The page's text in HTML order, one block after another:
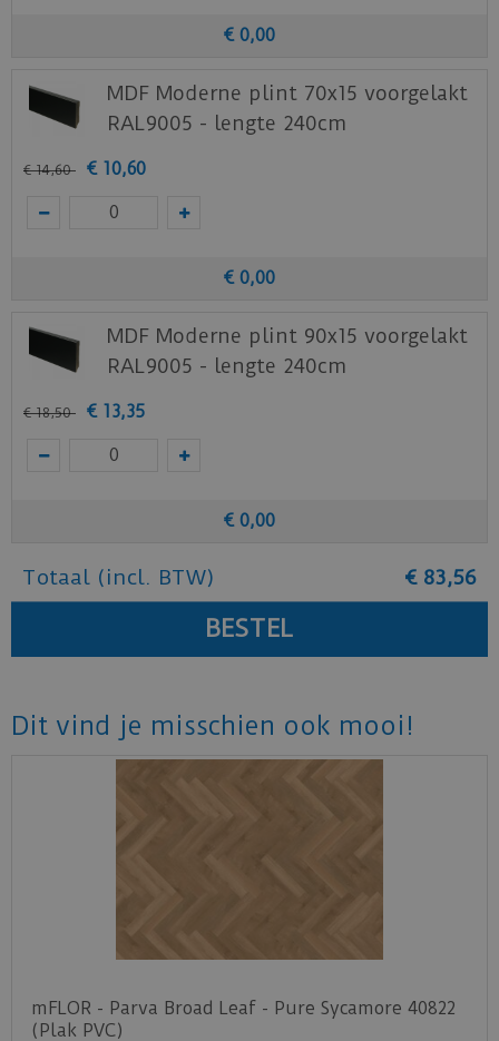
€ 0,00
MDF Moderne plint 70x15 voorgelakt
RAL9005 - lengte 240cm
€ 14,60 € 10,60
€ 0,00
MDF Moderne plint 90x15 voorgelakt
RAL9005 - lengte 240cm
€ 18,50 € 13,35
€ 0,00
Totaal (incl. BTW) € 83,56
Dit vind je misschien ook mooi!
mFLOR - Parva Broad Leaf - Pure Sycamore 40822
(Plak PVC)